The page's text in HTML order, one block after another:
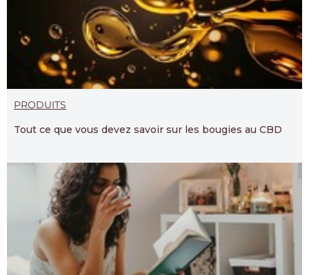
PRODUITS
Tout ce que vous devez savoir sur les bougies au CBD